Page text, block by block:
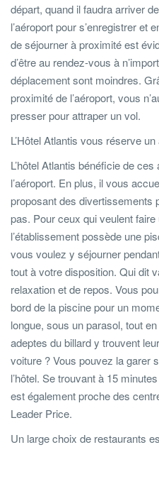
départ, quand il faudra arriver
l’aéroport pour s’enregistrer et
de séjourner à proximité est
d’être au rendez-vous à
déplacement sont moindres.
proximité de l’aéroport, vous
presser pour attraper un vol.
L’Hôtel Atlantis vous réserve
L’hôtel Atlantis bénéficie de
l’aéroport. En plus, il vous
proposant des divertissements
pas. Pour ceux qui veulent faire
l’établissement possède une
vous voulez y séjourner
tout à votre disposition. Qui dit
relaxation et de repos. Vous
bord de la piscine pour un
longue, sous un parasol, tout
adeptes du billard y trouvent
voiture ? Vous pouvez la garer
l’hôtel. Se trouvant à 15
est également proche des
Leader Price.
Un large choix de restaurants